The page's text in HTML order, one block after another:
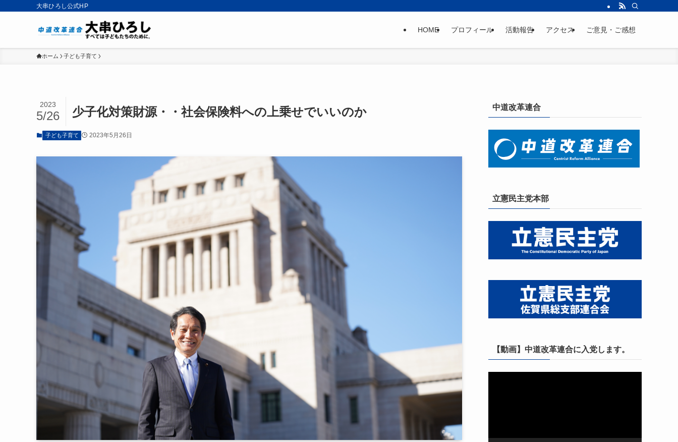
大串ひろし公式HP
HOME プロフィール 活動報告 アクセス ご意見・ご感想
ホーム 子ども子育て
少子化対策財源・・社会保険料への上乗せでいいのか
2023
5/26
子ども子育て 2023年5月26日
中道改革連合
立憲民主党本部
【動画】中道改革連合に入党します。